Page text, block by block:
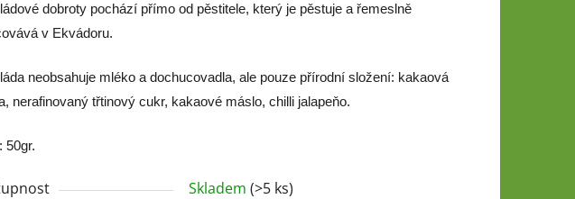
dobroty pochází přímo od pěstitele, který je pěstuje a řemeslně
v Ekvádoru.
neobsahuje mléko a dochucovadla, ale pouze přírodní složení: kakaová
nerafinovaný třtinový cukr, kakaové máslo, chilli jalapeňo.
50gr.
Skladem (>5 ks)